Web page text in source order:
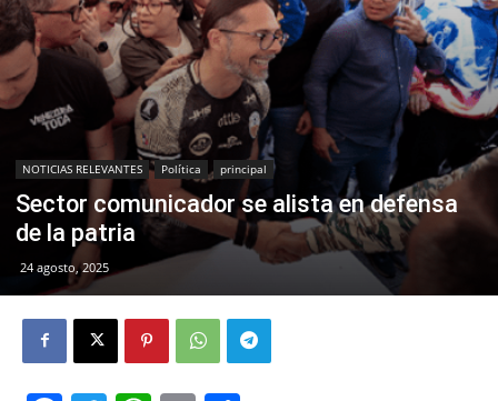
NOTICIAS RELEVANTES Política principal
Sector comunicador se alista en defensa
de la patria
24 agosto, 2025